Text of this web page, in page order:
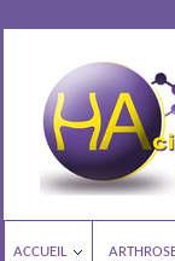
ACCUEIL